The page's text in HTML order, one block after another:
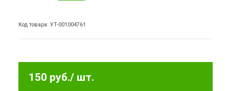
Код товара: УТ-001004761
150 руб./ шт.